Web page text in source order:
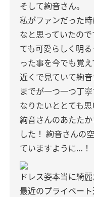
そして絢音さん。
私がファンだった
なと思っていたの
ても可愛らしく明
った事を今でも覚え
近くで見ていて絢
までが一つ一つ丁
なりたいととても思
絢音さんのあたた
した！ 絢音さんの
ていますように…！
ドレス姿本当に綺
最近のプライベー